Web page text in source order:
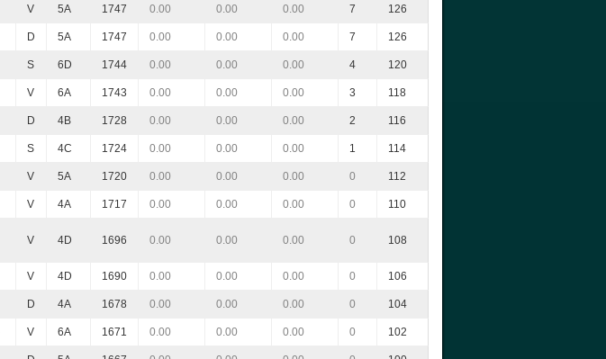
V 5A 1747 0.00 0.00 0.00 7 126
D 5A 1747 0.00 0.00 0.00 7 126
S 6D 1744 0.00 0.00 0.00 4 120
V 6A 1743 0.00 0.00 0.00 3 118
D 4B 1728 0.00 0.00 0.00 2 116
S 4C 1724 0.00 0.00 0.00 1 114
V 5A 1720 0.00 0.00 0.00 0 112
V 4A 1717 0.00 0.00 0.00 0 110
V 4D 1696 0.00 0.00 0.00 0 108
V 4D 1690 0.00 0.00 0.00 0 106
D 4A 1678 0.00 0.00 0.00 0 104
V 6A 1671 0.00 0.00 0.00 0 102